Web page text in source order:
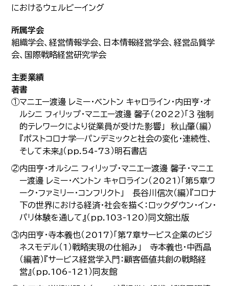
におけるウェルビーイング
所属学会
組織学会、経営情報学会、日本情報経営学会、経営品質学
会、国際戦略経営研究学会
主要業績
著書
①マニエー渡邊 レミー・ベントン キャロライン・内田亨・オ
ルシニ フィリップ・マニエー渡邊 馨子（2022）「３ 強制
的テレワークにより従業員が受けた影響」 秋山肇（編）
『ポストコロナ学―パンデミックと社会の変化・連続性、
そして未来』（pp.54-73）明石書店
②内田亨・オルシニ フィリップ・マニエー渡邊 馨子・マニエ
ー渡邊 レミー・ベントン キャロライン（2021）「第5章ワ
ーク・ファミリー・コンフリクト」 長谷川信次（編）『コロナ
下の世界における経済・社会を描く：ロックダウン・イン・
パリ体験を通して』（pp.103-120）同文舘出版
③内田亨・寺本義也（2017）「第7章サービス企業のビジ
ネスモデル（1）戦略実現の仕組み」 寺本義也・中西晶
（編著）『サービス経営学入門：顧客価値共創の戦略経
営』（pp.106-121）同友館